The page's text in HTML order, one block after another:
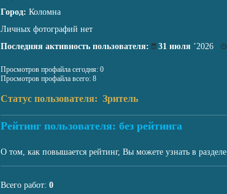
Город: Коломна
Личных фотографий нет
Последняя активность пользователя:
31 июля ’2026
Просмотров профайла сегодня: 0
Просмотров профайла всего: 8
Статус пользователя: Зритель
Рейтинг пользователя: без рейтинга
О том, как повышается рейтинг, Вы можете узнать в разделе
Всего работ: 0